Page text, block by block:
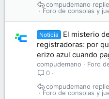
Foro de consolas y
compudemano
Noticia
El misterio
registradoras: por
erizo azul cuando
compudemano
Foro
0
Foro de consolas y
compudemano